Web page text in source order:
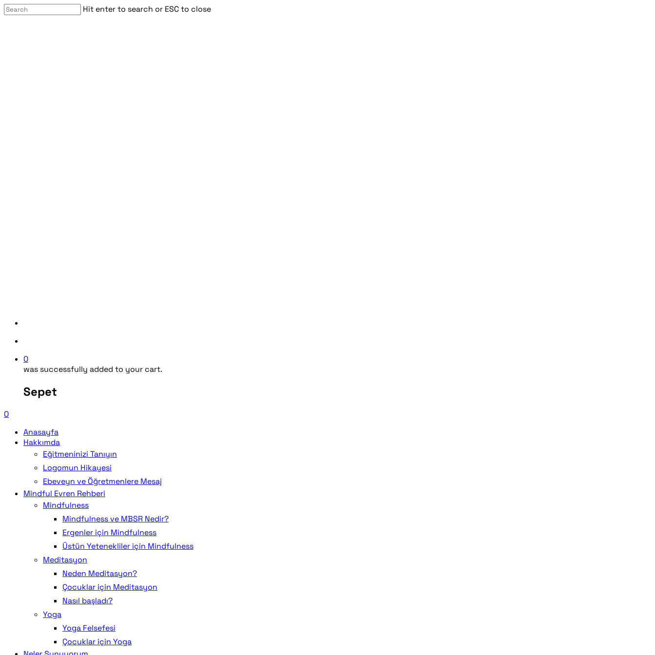
Hit enter to search or ESC to close
0
was successfully added to your cart.
Sepet
0
Anasayfa
Hakkımda
Eğitmeninizi Tanıyın
Logomun Hikayesi
Ebeveyn ve Öğretmenlere Mesaj
Mindful Evren Rehberi
Mindfulness
Mindfulness ve MBSR Nedir?
Ergenler için Mindfulness
Üstün Yetenekliler için Mindfulness
Meditasyon
Neden Meditasyon?
Çocuklar için Meditasyon
Nasıl başladı?
Yoga
Yoga Felsefesi
Çocuklar için Yoga